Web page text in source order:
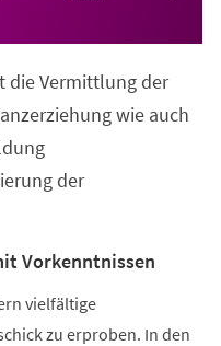
die Vermittlung der
wie auch
der
Vorkenntnissen
vielfältige
zu erproben. In den